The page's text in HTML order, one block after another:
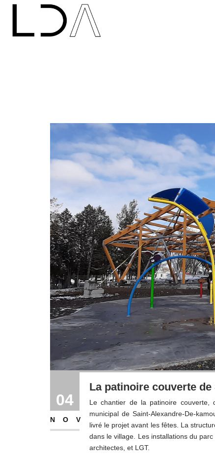
04
NOV
La patinoire couverte
Le chantier de la patinoire couverte,
municipal de Saint-Alexandre-De-
livré le projet avant les fêtes. La
dans le village. Les installations du
architectes, et LGT.